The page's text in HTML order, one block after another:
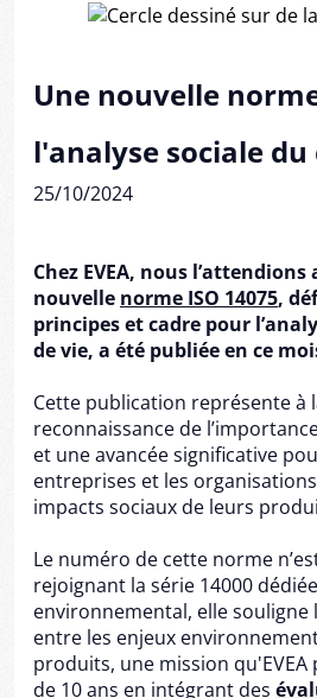
Une nouvelle
l'analyse sociale du
25/10/2024
Chez EVEA, nous
nouvelle norme ISO 14075,
principes et cadre pour
de vie, a été publiée en ce
Cette publication représente à
reconnaissance de
et une avancée significative
entreprises et les
impacts sociaux de leurs
Le numéro de cette norme
rejoignant la série 14000
environnemental, elle souligne
entre les enjeux
produits, une mission
de 10 ans en intégrant des